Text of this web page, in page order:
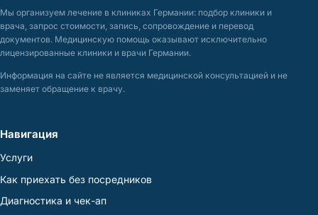
Мы организуем лечение в клиниках Германии: подбор клиники и
врача, запрос стоимости, запись, сопровождение и перевод
документов. Медицинскую помощь оказывают исключительно
лицензированные клиники и врачи Германии.
Информация на сайте не является медицинской консультацией и не
заменяет обращение к врачу.
Навигация
Услуги
Как приехать без посредников
Диагностика и чек-ап